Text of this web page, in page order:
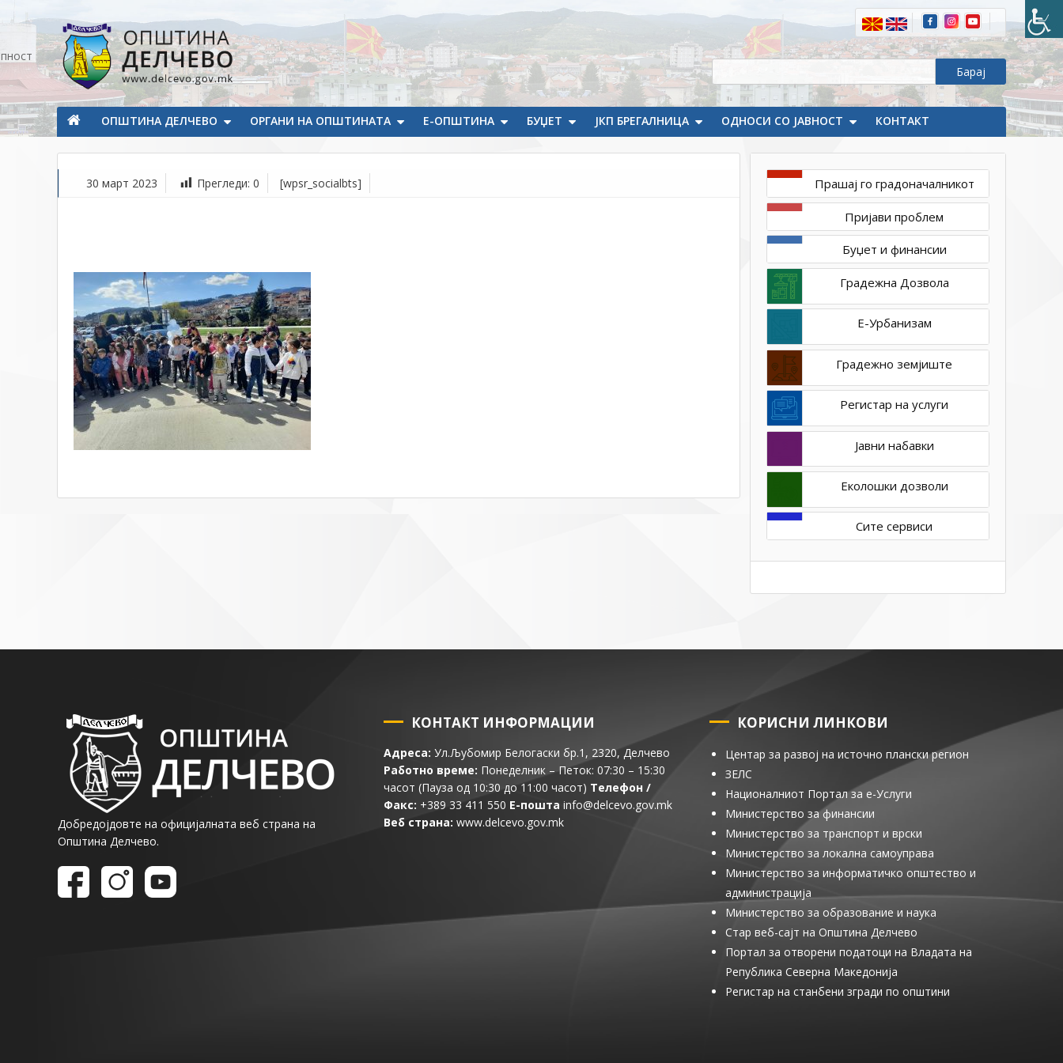
Општина Делчево
Општина Делчево
ОПШТИНА ДЕЛЧЕВО ОРГАНИ НА ОПШТИНАТА Е-ОПШТИНА БУЏЕТ ЈКП БРЕГАЛНИЦА ОДНОСИ СО ЈАВНОСТ КОНТАКТ
30 март 2023 Прегледи: 0 [wpsr_socialbts] Прашај го градоначалникот
Пријави проблем
Буџет и финансии
Градежна Дозвола
Е-Урбанизам
Градежно земјиште
Регистар на услуги
Јавни набавки
Еколошки дозволи
Сите сервиси
Добредојдовте на официјалната веб страна на
Општина Делчево.
КОНТАКТ ИНФОРМАЦИИ
Адреса: Ул.Љубомир Белогаски бр.1, 2320, Делчево
Работно време: Понеделник – Петок: 07:30 – 15:30
часот (Пауза од 10:30 до 11:00 часот) Телефон /
Факс: +389 33 411 550 Е-пошта info@delcevo.gov.mk
Веб страна: www.delcevo.gov.mk
КОРИСНИ ЛИНКОВИ
Центар за развој на источно плански регион
ЗЕЛС
Националниот Портал за е-Услуги
Министерство за финансии
Министерство за транспорт и врски
Министерство за локална самоуправа
Министерство за информатичко општество и
администрација
Министерство за образование и наука
Стар веб-сајт на Општина Делчево
Портал за отворени податоци на Владата на
Република Северна Македонија
Регистар на станбени згради по општини